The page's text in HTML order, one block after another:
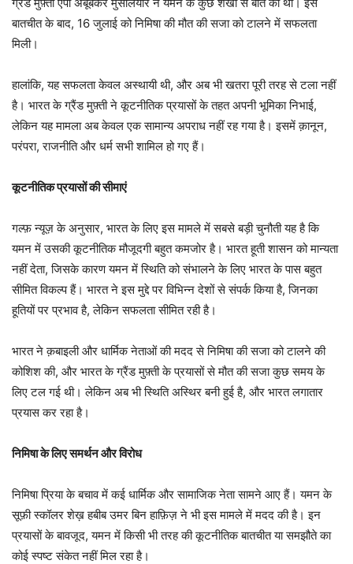
बातचीत के बाद, 16 जुलाई को निमिषा की मौत की सजा को टालने में सफलता
मिली।
हालांकि, यह सफलता केवल अस्थायी थी, और अब भी खतरा पूरी तरह से टला नहीं
है। भारत के ग्रैंड मुफ़्ती ने कूटनीतिक प्रयासों के तहत अपनी भूमिका निभाई,
लेकिन यह मामला अब केवल एक सामान्य अपराध नहीं रह गया है। इसमें क़ानून,
परंपरा, राजनीति और धर्म सभी शामिल हो गए हैं।
कूटनीतिक प्रयासों की सीमाएं
गल्फ़ न्यूज़ के अनुसार, भारत के लिए इस मामले में सबसे बड़ी चुनौती यह है कि
यमन में उसकी कूटनीतिक मौजूदगी बहुत कमजोर है। भारत हूती शासन को मान्यता
नहीं देता, जिसके कारण यमन में स्थिति को संभालने के लिए भारत के पास बहुत
सीमित विकल्प हैं। भारत ने इस मुद्दे पर विभिन्न देशों से संपर्क किया है, जिनका
हूतियों पर प्रभाव है, लेकिन सफलता सीमित रही है।
भारत ने क़बाइली और धार्मिक नेताओं की मदद से निमिषा की सजा को टालने की
कोशिश की, और भारत के ग्रैंड मुफ़्ती के प्रयासों से मौत की सजा कुछ समय के
लिए टल गई थी। लेकिन अब भी स्थिति अस्थिर बनी हुई है, और भारत लगातार
प्रयास कर रहा है।
निमिषा के लिए समर्थन और विरोध
निमिषा प्रिया के बचाव में कई धार्मिक और सामाजिक नेता सामने आए हैं। यमन के
सूफ़ी स्कॉलर शेख़ हबीब उमर बिन हाफ़िज़ ने भी इस मामले में मदद की है। इन
प्रयासों के बावजूद, यमन में किसी भी तरह की कूटनीतिक बातचीत या समझौते का
कोई स्पष्ट संकेत नहीं मिल रहा है।